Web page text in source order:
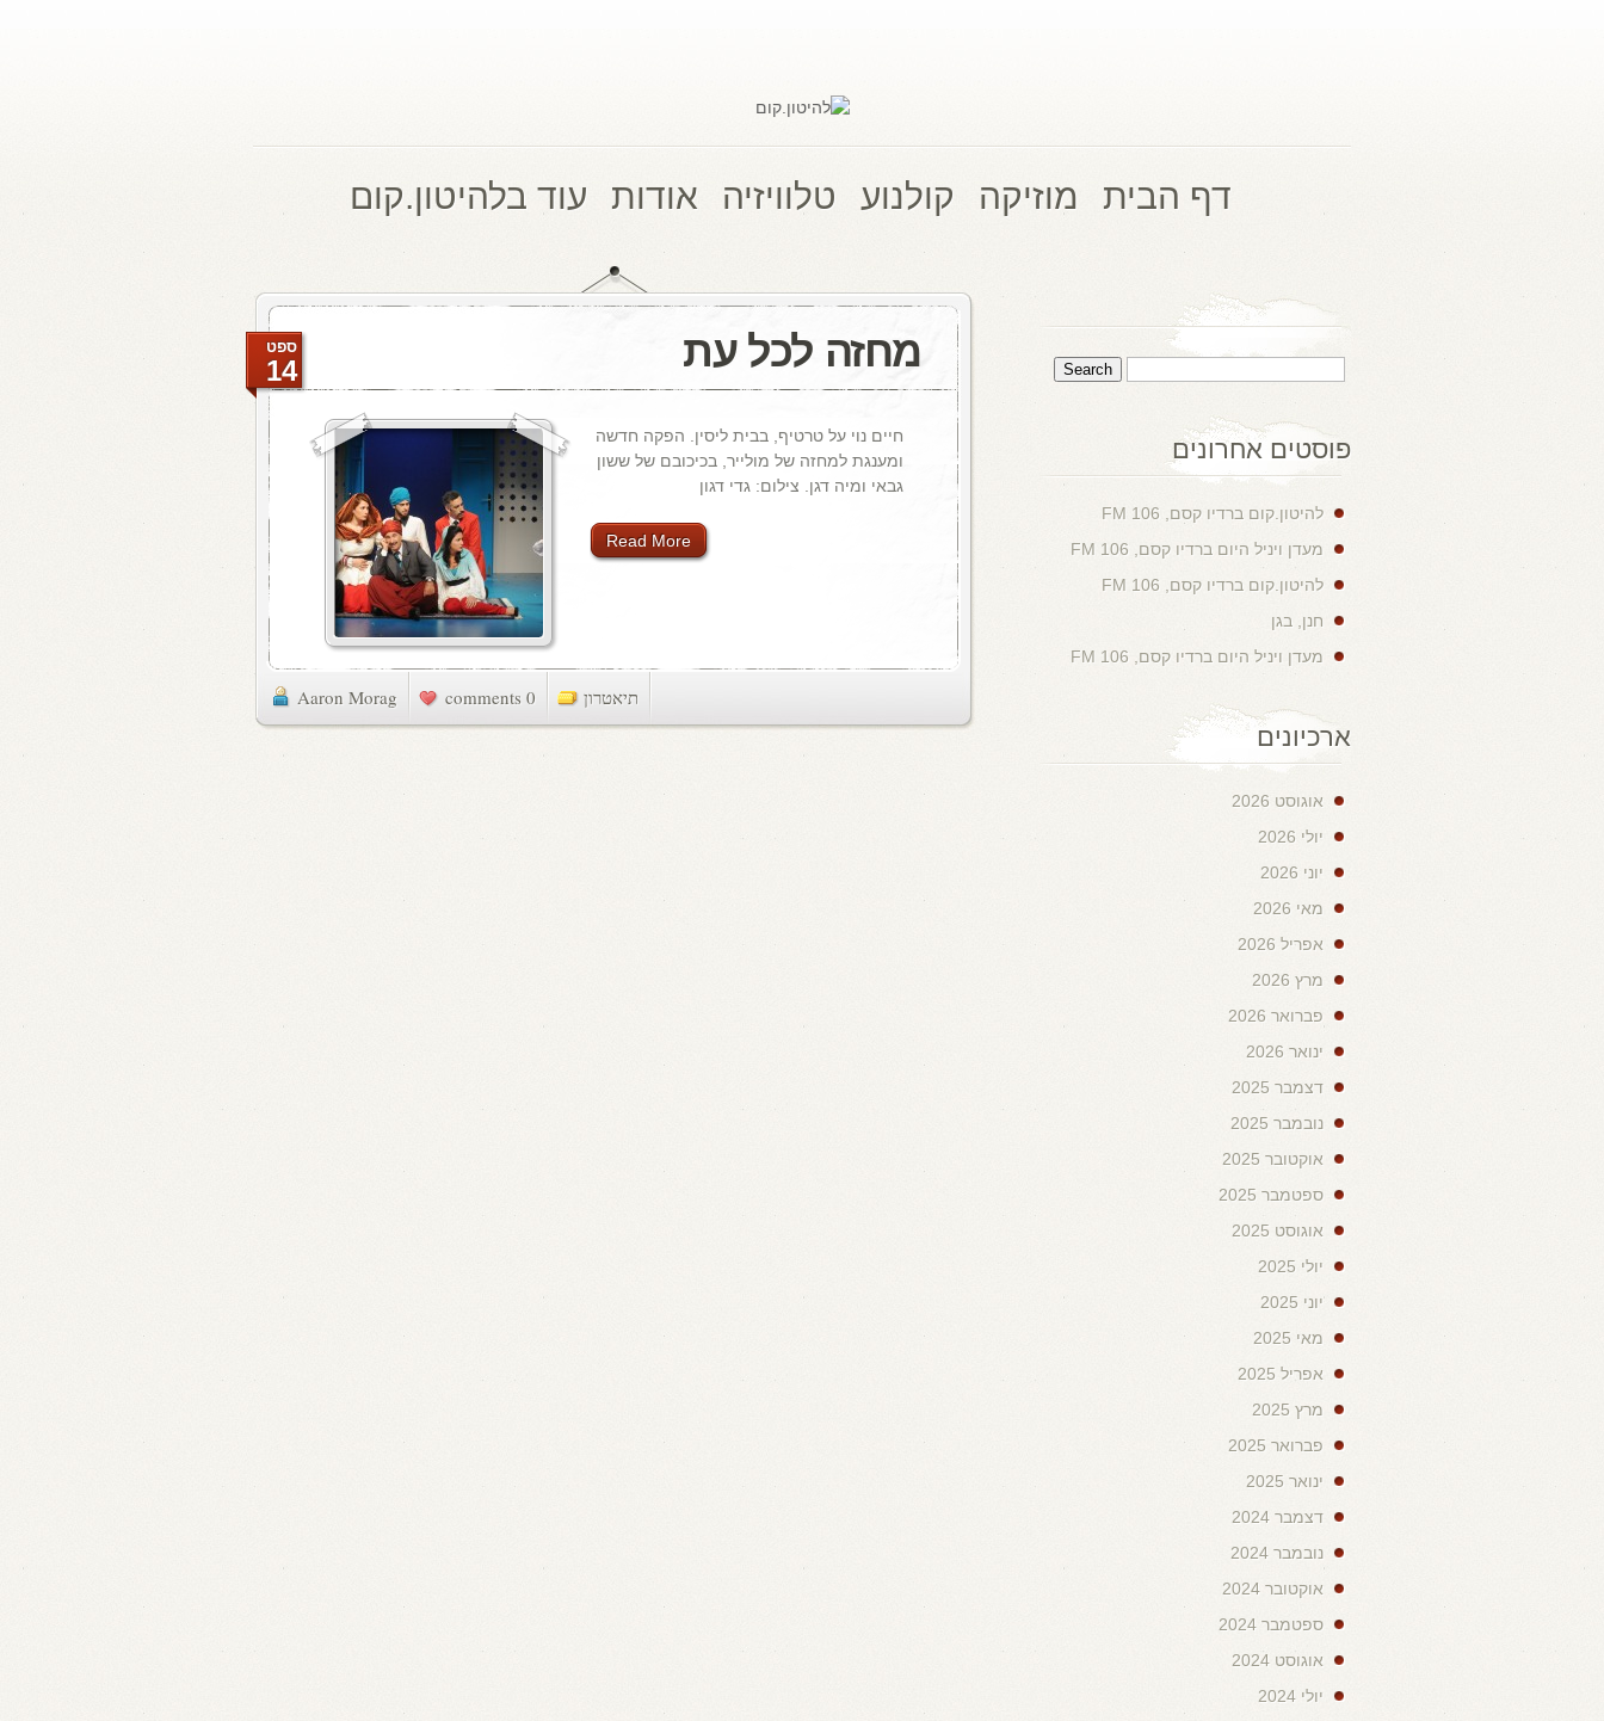
דף הבית מוזיקה קולנוע טלוויזיה אודות עוד בלהיטון.קום
מחזה לכל עת ספט
14
חיים נוי על טרטיף, בבית ליסין. הפקה חדשה
ומענגת למחזה של מולייר, בכיכובם של ששון
גבאי ומיה דגן. צילום: גדי דגון
Read More
Aaron Morag 0 comments תיאטרון
פוסטים אחרונים
להיטון.קום ברדיו קסם, 106 FM
מעדן ויניל היום ברדיו קסם, 106 FM
להיטון.קום ברדיו קסם, 106 FM
חנן, בגן
מעדן ויניל היום ברדיו קסם, 106 FM
ארכיונים
אוגוסט 2026
יולי 2026
יוני 2026
מאי 2026
אפריל 2026
מרץ 2026
פברואר 2026
ינואר 2026
דצמבר 2025
נובמבר 2025
אוקטובר 2025
ספטמבר 2025
אוגוסט 2025
יולי 2025
יוני 2025
מאי 2025
אפריל 2025
מרץ 2025
פברואר 2025
ינואר 2025
דצמבר 2024
נובמבר 2024
אוקטובר 2024
ספטמבר 2024
אוגוסט 2024
יולי 2024